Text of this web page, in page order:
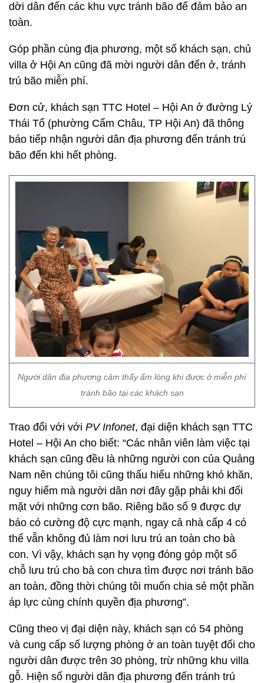
dời dân đến các khu vực tránh bão để đảm bảo an
toàn.
Góp phần cùng địa phương, một số khách sạn, chủ
villa ở Hội An cũng đã mời người dân đến ở, tránh
trú bão miễn phí.
Đơn cử, khách sạn TTC Hotel – Hội An ở đường Lý
Thái Tổ (phường Cẩm Châu, TP Hội An) đã thông
báo tiếp nhận người dân địa phương đến tránh trú
bão đến khi hết phòng.
Người dân địa phương cảm thấy ấm lòng khi được ở miễn phí
tránh bão tại các khách sạn
Trao đổi với với PV Infonet, đại diện khách sạn TTC
Hotel – Hội An cho biết: “Các nhân viên làm việc tại
khách sạn cũng đều là những người con của Quảng
Nam nên chúng tôi cũng thấu hiểu những khó khăn,
nguy hiểm mà người dân nơi đây gặp phải khi đối
mặt với những cơn bão. Riêng bão số 9 được dự
báo có cường độ cực mạnh, ngay cả nhà cấp 4 có
thể vẫn không đủ làm nơi lưu trú an toàn cho bà
con. Vì vậy, khách sạn hy vọng đóng góp một số
chỗ lưu trú cho bà con chưa tìm được nơi tránh bão
an toàn, đồng thời chúng tôi muốn chia sẻ một phần
áp lực cùng chính quyền địa phương”.
Cũng theo vị đại diện này, khách sạn có 54 phòng
và cung cấp số lượng phòng ở an toàn tuyệt đối cho
người dân được trên 30 phòng, trừ những khu villa
gỗ. Hiện số người dân địa phương đến tránh trú